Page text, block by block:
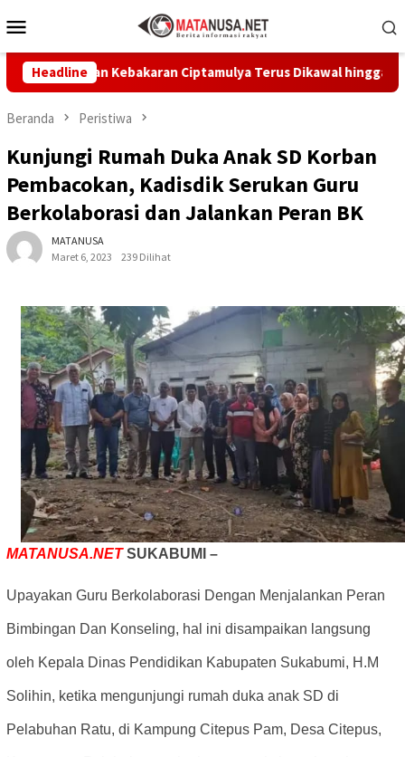
ke
Mobile
Headline
Korban Kebakaran Ciptamulya Terus Dikawal hingga Pulih
Beranda Peristiwa
Kunjungi Rumah Duka Anak SD Korban
Pembacokan, Kadisdik Serukan Guru
Berkolaborasi dan Jalankan Peran BK
MATANUSA
Maret 6, 2023
239 Dilihat
MATANUSA.NETSUKABUMI –
Upayakan Guru Berkolaborasi Dengan Menjalankan Peran
Bimbingan Dan Konseling, hal ini disampaikan langsung
oleh Kepala Dinas Pendidikan Kabupaten Sukabumi, H.M
Solihin, ketika mengunjungi rumah duka anak SD di
Pelabuhan Ratu, di Kampung Citepus Pam, Desa Citepus,